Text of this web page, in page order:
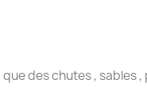
des chutes , sables ,